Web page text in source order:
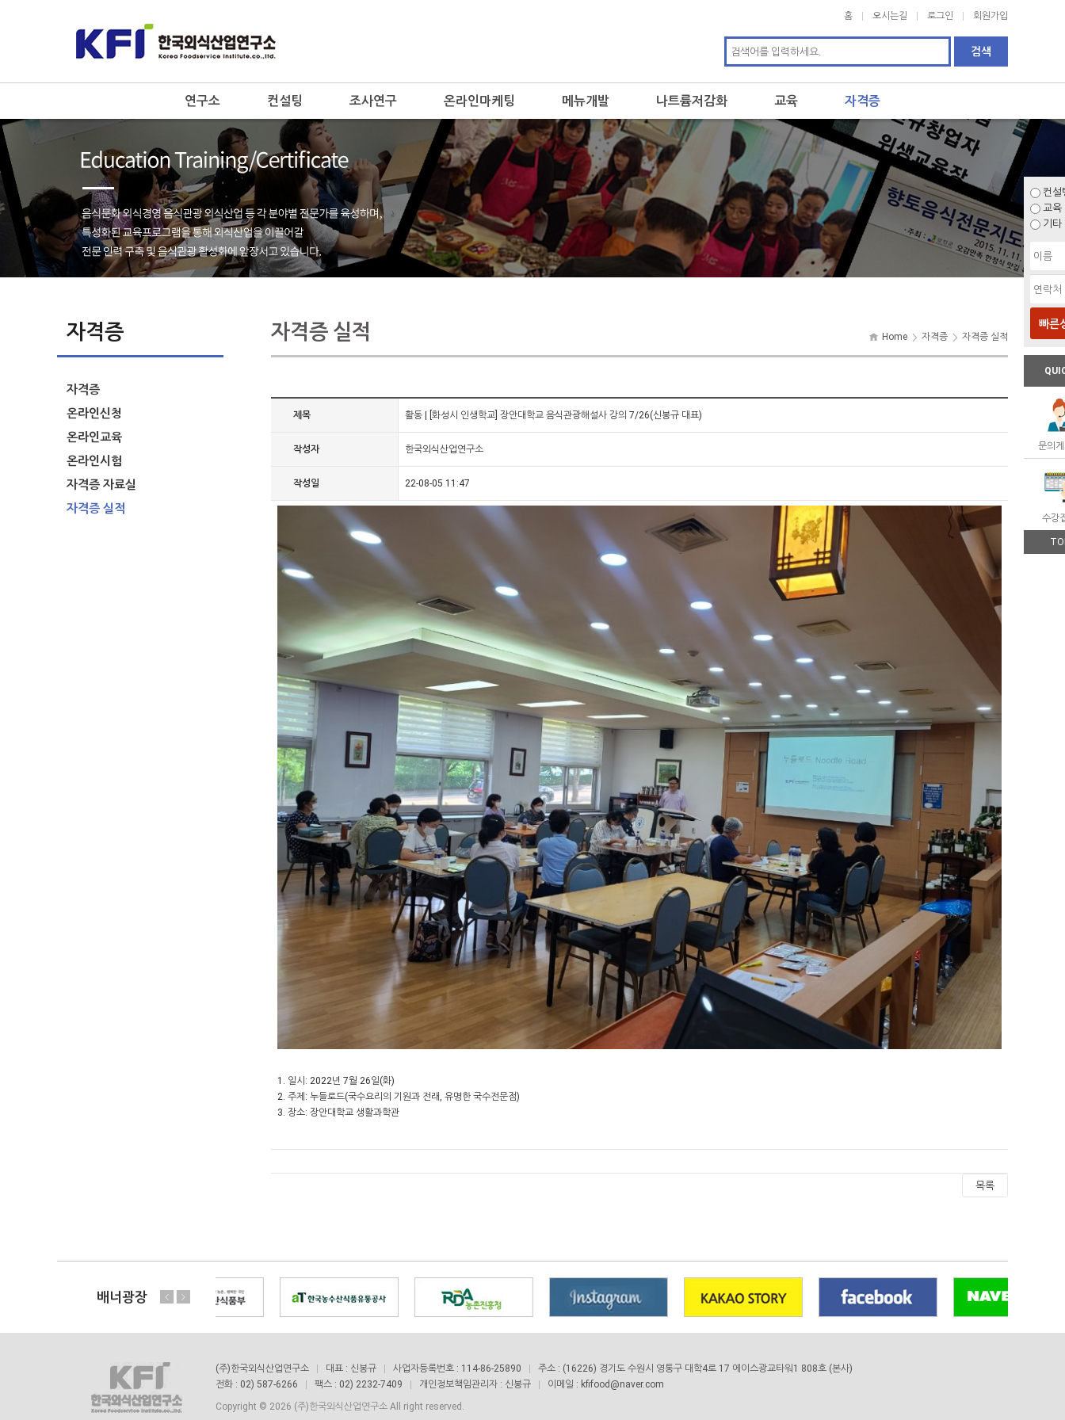
홈 오시는길 로그인 회원가입
연구소 컨설팅 조사연구 온라인마케팅 메뉴개발 나트륨저감화 교육 자격증
자격증
자격증
온라인신청
온라인교육
온라인시험
자격증 자료실
자격증 실적
자격증 실적 Home 자격증 자격증 실적
제목 활동 | [화성시 인생학교] 장안대학교 음식관광해설사 강의 7/26(신봉규 대표)
작성자 한국외식산업연구소
작성일 22-08-05 11:47
1. 일시: 2022년 7월 26일(화)
2. 주제: 누들로드(국수요리의 기원과 전래, 유명한 국수전문점)
3. 장소: 장안대학교 생활과학관
목록
배너광장
(주)한국외식산업연구소 대표 : 신봉규 사업자등록번호 : 114-86-25890
주소 : (16226) 경기도 수원시 영통구 대학4로 17 에이스광교타워1 808호 (본사)
전화 : 02) 587-6266
팩스 : 02) 2232-7409 개인정보책임관리자 : 신봉규
이메일 : kfifood@naver.com
Copyright © 2026 (주)한국외식산업연구소 All right reserved.
컨설
교육
기타
빠른
문의
수강